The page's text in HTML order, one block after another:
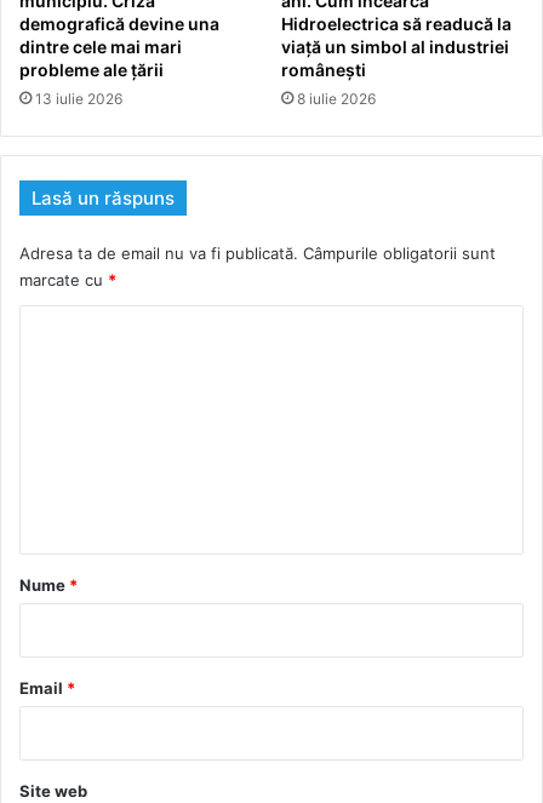
demografică devine una
dintre cele mai mari
probleme ale țării
13 iulie 2026
Hidroelectrica să readucă la
viață un simbol al industriei
românești
8 iulie 2026
Lasă un răspuns
Adresa ta de email nu va fi publicată. Câmpurile obligatorii sunt
marcate cu *
r
*
Nume *
Email *
Site web